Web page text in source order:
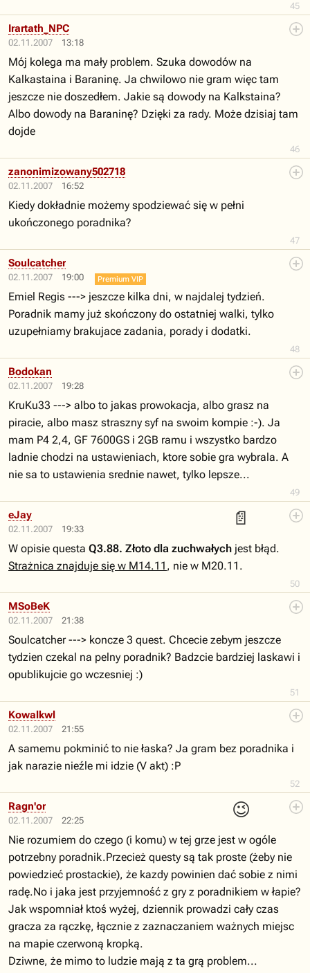
45
02.11.2007 13:18
46
Irartath_NPC
Mój kolega ma mały problem. Szuka dowodów na
Kalkastaina i Baraninę. Ja chwilowo nie gram więc tam
jeszcze nie doszedłem. Jakie są dowody na Kalkstaina?
Albo dowody na Baraninę? Dzięki za rady. Może dzisiaj tam
dojde
02.11.2007 16:52
47
zanonimizowany502718
Kiedy dokładnie możemy spodziewać się w pełni
ukończonego poradnika?
02.11.2007 19:00
48
Soulcatcher
Premium VIP
Emiel Regis ---> jeszcze kilka dni, w najdalej tydzień.
Poradnik mamy już skończony do ostatniej walki, tylko
uzupełniamy brakujace zadania, porady i dodatki.
02.11.2007 19:28
49
Bodokan
KruKu33 ---> albo to jakas prowokacja, albo grasz na
piracie, albo masz straszny syf na swoim kompie :-). Ja
mam P4 2,4, GF 7600GS i 2GB ramu i wszystko bardzo
ladnie chodzi na ustawieniach, ktore sobie gra wybrala. A
nie sa to ustawienia srednie nawet, tylko lepsze...
02.11.2007 19:33
📄
50
eJay
W opisie questa Q3.88. Złoto dla zuchwałych jest błąd.
Strażnica znajduje się w M14.11 , nie w M20.11.
02.11.2007 21:38
51
MSoBeK
Soulcatcher ---> koncze 3 quest. Chcecie zebym jeszcze
tydzien czekal na pelny poradnik? Badzcie bardziej laskawi i
opublikujcie go wczesniej :)
02.11.2007 21:55
52
Kowalkwl
A samemu pokminić to nie łaska? Ja gram bez poradnika i
jak narazie nieźle mi idzie (V akt) :P
02.11.2007 22:25
😉
Ragn'or
Nie rozumiem do czego (i komu) w tej grze jest w ogóle
potrzebny poradnik.Przecież questy są tak proste (żeby nie
powiedzieć prostackie), że kazdy powinien dać sobie z nimi
radę.No i jaka jest przyjemność z gry z poradnikiem w łapie?
Jak wspomniał ktoś wyżej, dziennik prowadzi cały czas
gracza za rączkę, łącznie z zaznaczaniem ważnych miejsc
na mapie czerwoną kropką.
Dziwne, że mimo to ludzie mają z ta grą problem...